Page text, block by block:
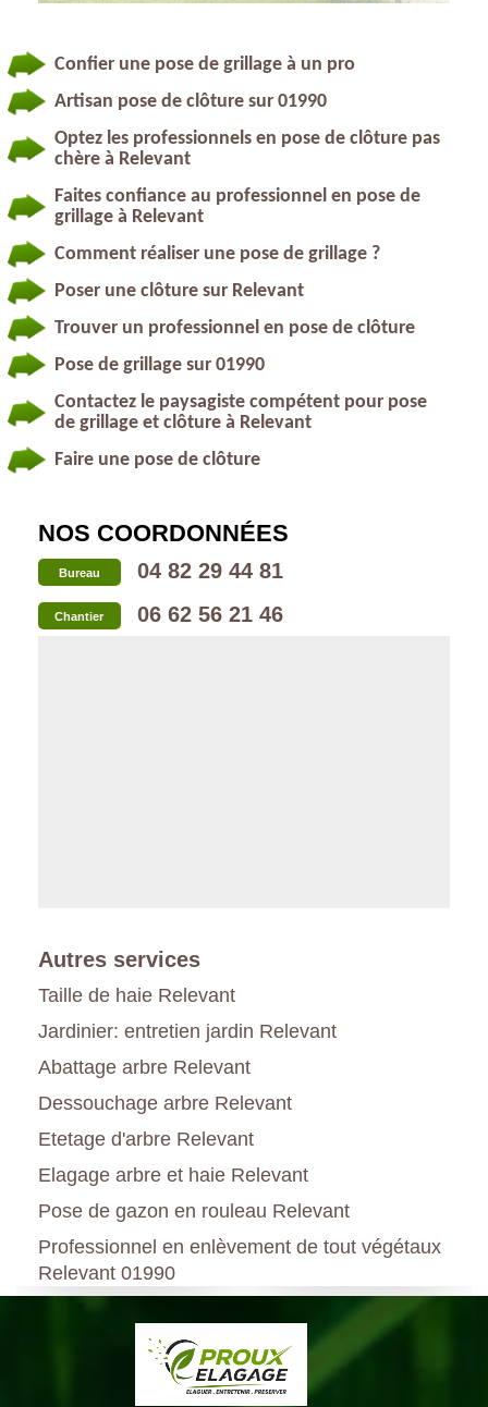
Confier une pose de grillage à un pro
Artisan pose de clôture sur 01990
Optez les professionnels en pose de clôture pas
chère à Relevant
Faites confiance au professionnel en pose de
grillage à Relevant
Comment réaliser une pose de grillage ?
Poser une clôture sur Relevant
Trouver un professionnel en pose de clôture
Pose de grillage sur 01990
Contactez le paysagiste compétent pour pose
de grillage et clôture à Relevant
Faire une pose de clôture
NOS COORDONNÉES
Bureau 04 82 29 44 81
Chantier 06 62 56 21 46
Autres services
Taille de haie Relevant
Jardinier: entretien jardin Relevant
Abattage arbre Relevant
Dessouchage arbre Relevant
Etetage d'arbre Relevant
Elagage arbre et haie Relevant
Pose de gazon en rouleau Relevant
Professionnel en enlèvement de tout végétaux
Relevant 01990